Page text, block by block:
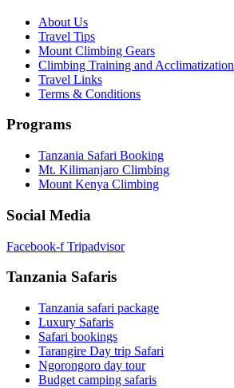
About Us
Travel Tips
Mount Climbing Gears
Climbing Training and Acclimatization
Travel Links
Terms & Conditions
Programs
Tanzania Safari Booking
Mt. Kilimanjaro Climbing
Mount Kenya Climbing
Social Media
Facebook-f Tripadvisor
Tanzania Safaris
Tanzania safari package
Luxury Safaris
Safari bookings
Tarangire Day trip Safari
Ngorongoro day tour
Budget camping safaris